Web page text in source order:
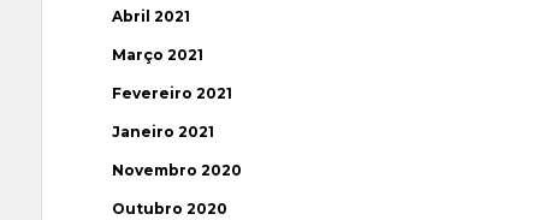
Abril 2021
Março 2021
Fevereiro 2021
Janeiro 2021
Novembro 2020
Outubro 2020